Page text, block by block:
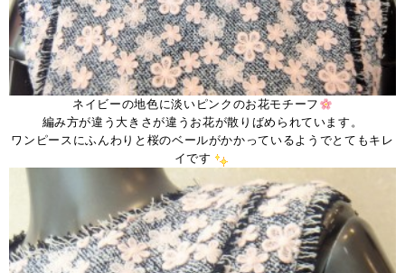
ネイビーの地色に淡いピンクのお花モチーフ
編み方が違う大きさが違うお花が散りばめられています。
ワンピースにふんわりと桜のベールがかかっているようでとてもキレ
イです